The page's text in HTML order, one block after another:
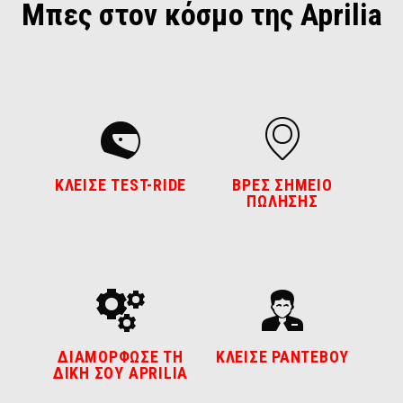
Μπες στον κόσμο της Aprilia
ΚΛΕΙΣΕ TEST-RIDE
ΒΡΕΣ ΣΗΜΕΙΟ
ΠΩΛΗΣΗΣ
ΔΙΑΜΟΡΦΩΣΕ ΤΗ
ΔΙΚΗ ΣΟΥ APRILIA
ΚΛΕΙΣΕ ΡΑΝΤΕΒΟΥ